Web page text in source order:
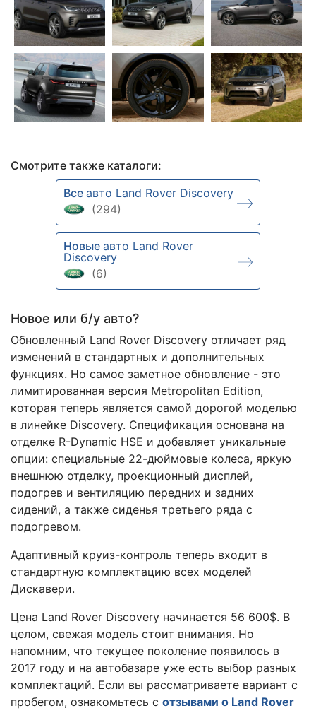
Смотрите также каталоги:
Все авто Land Rover Discovery
(294)
Новые авто Land Rover
Discovery
(6)
Новое или б/у авто?
Обновленный Land Rover Discovery отличает ряд
изменений в стандартных и дополнительных
функциях. Но самое заметное обновление - это
лимитированная версия Metropolitan Edition,
которая теперь является самой дорогой моделью
в линейке Discovery. Спецификация основана на
отделке R-Dynamic HSE и добавляет уникальные
опции: специальные 22-дюймовые колеса, яркую
внешнюю отделку, проекционный дисплей,
подогрев и вентиляцию передних и задних
сидений, а также сиденья третьего ряда с
подогревом.
Адаптивный круиз-контроль теперь входит в
стандартную комплектацию всех моделей
Дискавери.
Цена Land Rover Discovery начинается 56 600$. В
целом, свежая модель стоит внимания. Но
напомним, что текущее поколение появилось в
2017 году и на автобазаре уже есть выбор разных
комплектаций. Если вы рассматриваете вариант с
пробегом, ознакомьтесь с отзывами о Land Rover